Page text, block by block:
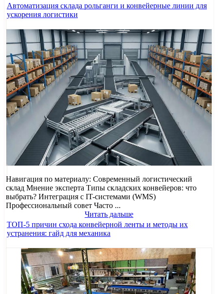
Автоматизация склада рольганги и конвейерные линии для
ускорения логистики
Навигация по материалу: Современный логистический
склад Мнение эксперта Типы складских конвейеров: что
выбрать? Интеграция с IT-системами (WMS)
Профессиональный совет Часто ...
Читать дальше
ТОП-5 причин схода конвейерной ленты и методы их
устранения: гайд для механика